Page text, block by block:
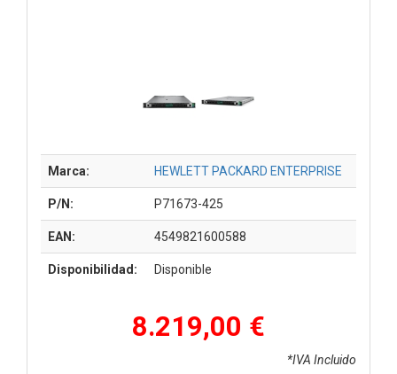
Marca: HEWLETT PACKARD ENTERPRISE
P/N: P71673-425
EAN: 4549821600588
Disponibilidad: Disponible
8.219,00 €
*IVA Incluido